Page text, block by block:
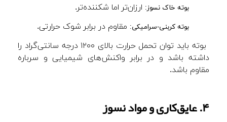
بوته خاک نسوز: ارزان‌تر اما شکننده‌تر.
بوته کربنی-سرامیکی: مقاوم در برابر شوک حرارتی.
بوته باید توان تحمل حرارت بالای ۱۲۰۰ درجه سانتی‌گراد را
داشته باشد و در برابر واکنش‌های شیمیایی و سرباره
مقاوم باشد.
۴. عایق‌کاری و مواد نسوز